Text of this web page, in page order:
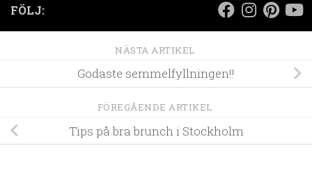
FÖLJ:
NÄSTA ARTIKEL
Godaste semmelfyllningen!!
FÖREGÅENDE ARTIKEL
Tips på bra brunch i Stockholm